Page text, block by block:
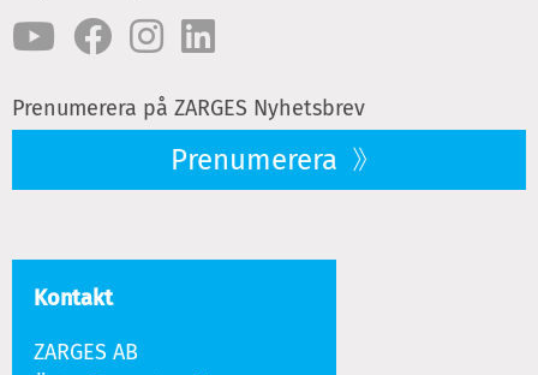
Prenumerera på ZARGES Nyhetsbrev
Prenumerera
Kontakt
ZARGES AB